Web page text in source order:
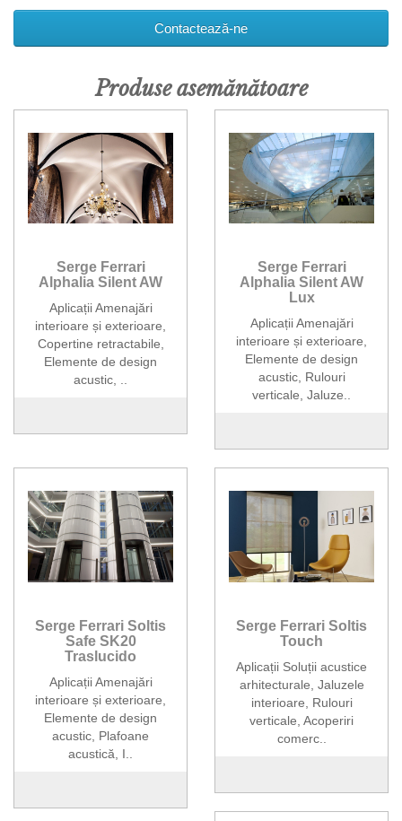
Contactează-ne
Produse asemănătoare
Serge Ferrari
Alphalia Silent AW
Aplicații Amenajări
interioare și exterioare,
Copertine retractabile,
Elemente de design
acustic, ..
Serge Ferrari
Alphalia Silent AW
Lux
Aplicații Amenajări
interioare și exterioare,
Elemente de design
acustic, Rulouri
verticale, Jaluze..
Serge Ferrari Soltis
Safe SK20
Traslucido
Aplicații Amenajări
interioare și exterioare,
Elemente de design
acustic, Plafoane
acustică, I..
Serge Ferrari Soltis
Touch
Aplicații Soluții acustice
arhitecturale, Jaluzele
interioare, Rulouri
verticale, Acoperiri
comerc..